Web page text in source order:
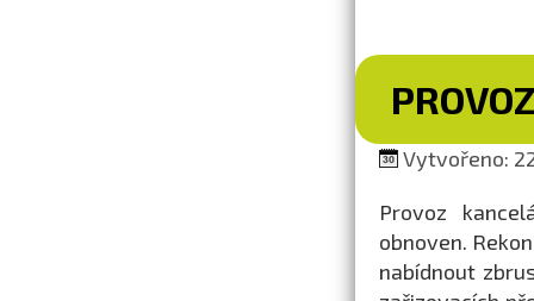
Vytvořeno:
Provoz
obnoven.
nabídnout